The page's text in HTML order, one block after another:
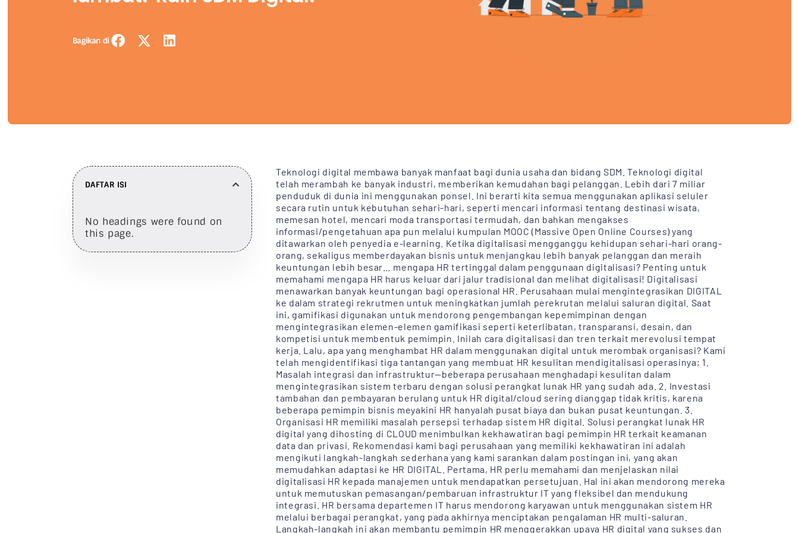
Bagikan di
DAFTAR ISI
No headings were found on
this page.
Teknologi digital membawa banyak manfaat bagi dunia usaha dan bidang SDM. Teknologi digital
telah merambah ke banyak industri, memberikan kemudahan bagi pelanggan. Lebih dari 7 miliar
penduduk di dunia ini menggunakan ponsel. Ini berarti kita semua menggunakan aplikasi seluler
secara rutin untuk kebutuhan sehari-hari, seperti mencari informasi tentang destinasi wisata,
memesan hotel, mencari moda transportasi termudah, dan bahkan mengakses
informasi/pengetahuan apa pun melalui kumpulan MOOC (Massive Open Online Courses) yang
ditawarkan oleh penyedia e-learning. Ketika digitalisasi mengganggu kehidupan sehari-hari orang-
orang, sekaligus memberdayakan bisnis untuk menjangkau lebih banyak pelanggan dan meraih
keuntungan lebih besar… mengapa HR tertinggal dalam penggunaan digitalisasi? Penting untuk
memahami mengapa HR harus keluar dari jalur tradisional dan melihat digitalisasi! Digitalisasi
menawarkan banyak keuntungan bagi operasional HR. Perusahaan mulai mengintegrasikan DIGITAL
ke dalam strategi rekrutmen untuk meningkatkan jumlah perekrutan melalui saluran digital. Saat
ini, gamifikasi digunakan untuk mendorong pengembangan kepemimpinan dengan
mengintegrasikan elemen-elemen gamifikasi seperti keterlibatan, transparansi, desain, dan
kompetisi untuk membentuk pemimpin. Inilah cara digitalisasi dan tren terkait merevolusi tempat
kerja. Lalu, apa yang menghambat HR dalam menggunakan digital untuk merombak organisasi? Kami
telah mengidentifikasi tiga tantangan yang membuat HR kesulitan mendigitalisasi operasinya; 1.
Masalah integrasi dan infrastruktur—beberapa perusahaan menghadapi kesulitan dalam
mengintegrasikan sistem terbaru dengan solusi perangkat lunak HR yang sudah ada. 2. Investasi
tambahan dan pembayaran berulang untuk HR digital/cloud sering dianggap tidak kritis, karena
beberapa pemimpin bisnis meyakini HR hanyalah pusat biaya dan bukan pusat keuntungan. 3.
Organisasi HR memiliki masalah persepsi terhadap sistem HR digital. Solusi perangkat lunak HR
digital yang dihosting di CLOUD menimbulkan kekhawatiran bagi pemimpin HR terkait keamanan
data dan privasi. Rekomendasi kami bagi perusahaan yang memiliki kekhawatiran ini adalah
mengikuti langkah-langkah sederhana yang kami sarankan dalam postingan ini, yang akan
memudahkan adaptasi ke HR DIGITAL. Pertama, HR perlu memahami dan menjelaskan nilai
digitalisasi HR kepada manajemen untuk mendapatkan persetujuan. Hal ini akan mendorong mereka
untuk memutuskan pemasangan/pembaruan infrastruktur IT yang fleksibel dan mendukung
integrasi. HR bersama departemen IT harus mendorong karyawan untuk menggunakan sistem HR
melalui berbagai perangkat, yang pada akhirnya menciptakan pengalaman HR multi-saluran.
Langkah-langkah ini akan membantu pemimpin HR menggerakkan upaya HR digital yang sukses dan